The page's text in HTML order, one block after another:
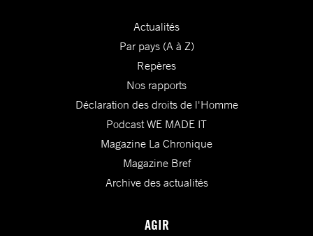
Actualités
Par pays (A à Z)
Repères
Nos rapports
Déclaration des droits de l'Homme
Podcast WE MADE IT
Magazine La Chronique
Magazine Bref
Archive des actualités
AGIR